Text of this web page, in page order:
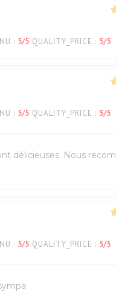
: 5/5 QUALITY_PRICE : 5/5
: 5/5 QUALITY_PRICE : 5/5
délicieuses. Nous
: 5/5 QUALITY_PRICE : 5/5